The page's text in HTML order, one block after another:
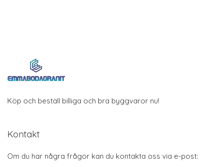
Köp och beställ billiga och bra byggvaror nu!
Kontakt
Om du har några frågor kan du kontakta oss via e-post: